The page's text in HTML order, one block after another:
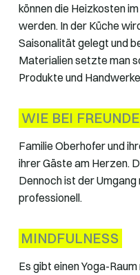
können die Heizkosten
werden. In der Küche
Saisonalität gelegt und
Materialien setzte man
Produkte und
WIE BEI
Familie Oberhofer und
ihrer Gäste am Herzen.
Dennoch ist der
professionell.
MINDFULNESS
Es gibt einen Yoga-